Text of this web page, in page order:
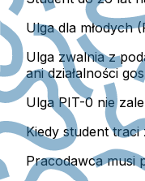
Ulga dla młodych
Ulga zwalnia z
ani działalności
Ulga PIT-0 nie
Kiedy student traci
Pracodawca musi